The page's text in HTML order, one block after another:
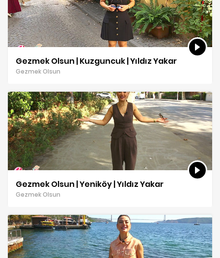
Gezmek Olsun | Kuzguncuk | Yıldız Yakar
Gezmek Olsun
Gezmek Olsun | Yeniköy | Yıldız Yakar
Gezmek Olsun